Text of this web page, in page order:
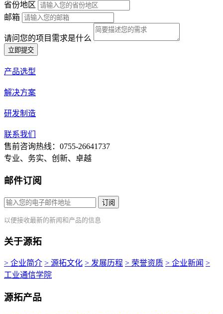
省份地区
邮箱
请问您的项目需求是什么
立即提交
产品选型
解决方案
研发制造
联系我们
售前咨询热线：0755-26641737
专业、务实、创新、卓越
邮件订阅
订阅
以便接收最新的新闻和产品的信息
关于源拓
> 企业简介 > 源拓文化 > 发展历程 > 荣誉资质 > 企业新闻 >
工业通信学院
源拓产品